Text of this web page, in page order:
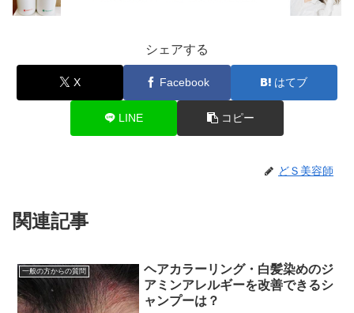
シェアする
X Facebook はてブ
LINE コピー
どＳ美容師
関連記事
一般の方からの質問
ヘアカラーリング・白髪染めのジ
アミンアレルギーを改善できるシ
ャンプーは？